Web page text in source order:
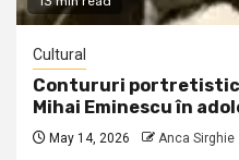
Cultural
Contururi
Mihai Eminescu în
May 14, 2026 Anca Sirghie